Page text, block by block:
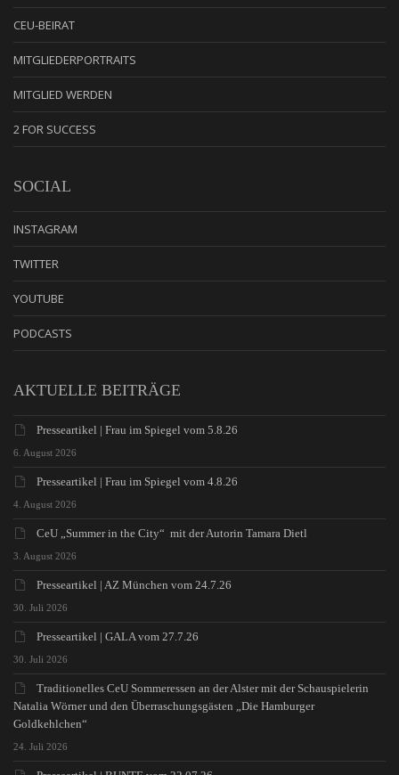
CEU-BEIRAT
MITGLIEDERPORTRAITS
MITGLIED WERDEN
2 FOR SUCCESS
SOCIAL
INSTAGRAM
TWITTER
YOUTUBE
PODCASTS
AKTUELLE BEITRÄGE
Presseartikel | Frau im Spiegel vom 5.8.26
6. August 2026
Presseartikel | Frau im Spiegel vom 4.8.26
4. August 2026
CeU „Summer in the City“ mit der Autorin Tamara Dietl
3. August 2026
Presseartikel | AZ München vom 24.7.26
30. Juli 2026
Presseartikel | GALA vom 27.7.26
30. Juli 2026
Traditionelles CeU Sommeressen an der Alster mit der Schauspielerin
Natalia Wörner und den Überraschungsgästen „Die Hamburger
Goldkehlchen“
24. Juli 2026